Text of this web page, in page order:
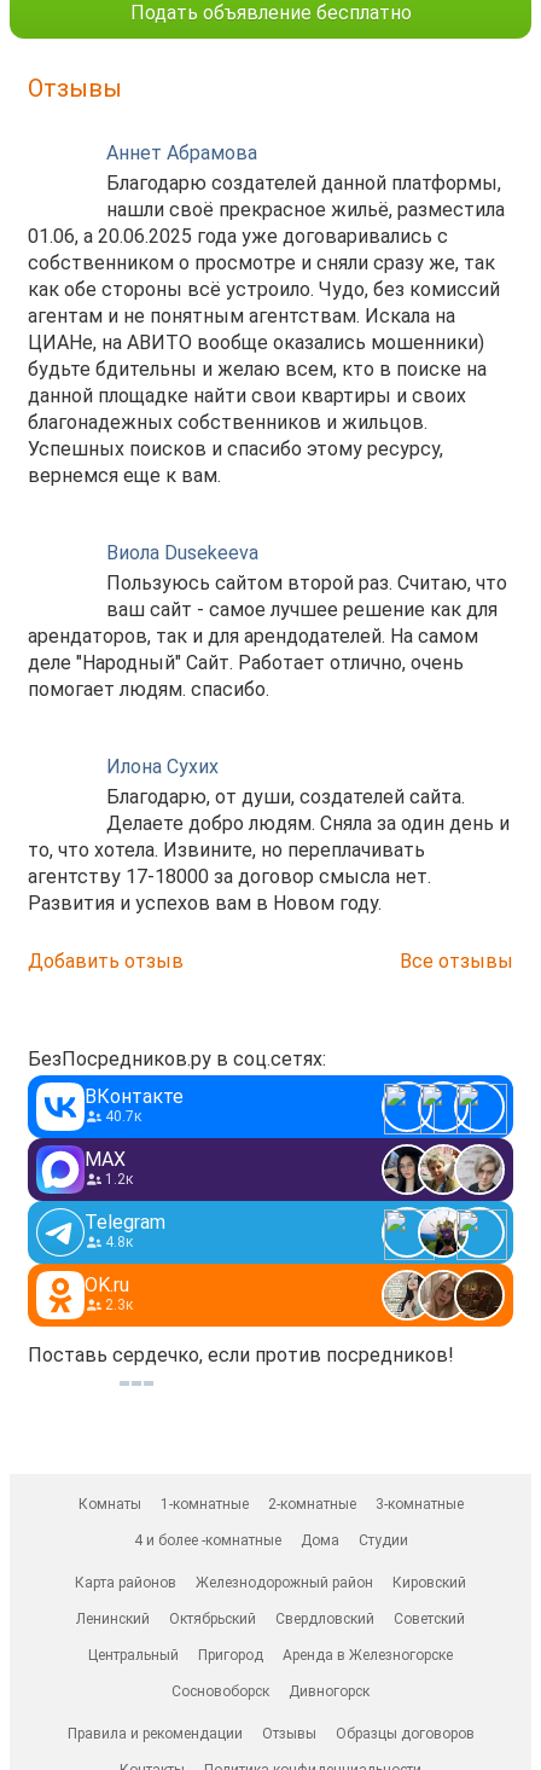
Подать объявление бесплатно
Отзывы
Аннет Абрамова
Благодарю создателей данной платформы,
нашли своё прекрасное жильё, разместила
01.06, а 20.06.2025 года уже договаривались с
собственником о просмотре и сняли сразу же, так
как обе стороны всё устроило. Чудо, без комиссий
агентам и не понятным агентствам. Искала на
ЦИАНе, на АВИТО вообще оказались мошенники)
будьте бдительны и желаю всем, кто в поиске на
данной площадке найти свои квартиры и своих
благонадежных собственников и жильцов.
Успешных поисков и спасибо этому ресурсу,
вернемся еще к вам.
Виола Dusekeeva
Пользуюсь сайтом второй раз. Считаю, что
ваш сайт - самое лучшее решение как для
арендаторов, так и для арендодателей. На самом
деле "Народный" Сайт. Работает отлично, очень
помогает людям. спасибо.
Илона Сухих
Благодарю, от души, создателей сайта.
Делаете добро людям. Сняла за один день и
то, что хотела. Извините, но переплачивать
агентству 17-18000 за договор смысла нет.
Развития и успехов вам в Новом году.
Добавить отзыв Все отзывы
БезПосредников.ру в соц.сетях:
ВКонтакте
40.7к
MAX
1.2к
Telegram
4.8к
OK.ru
2.3к
Поставь сердечко, если против посредников!
Комнаты 1-комнатные 2-комнатные 3-комнатные
4 и более -комнатные Дома Студии
Карта районов Железнодорожный район Кировский
Ленинский Октябрьский Свердловский Советский
Центральный Пригород Аренда в Железногорске
Сосновоборск Дивногорск
Правила и рекомендации Отзывы Образцы договоров